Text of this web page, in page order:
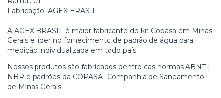
Fabricação: AGEX BRASIL
A AGEX BRASIL é maior fabricante do kit Copasa em Minas
Gerais e líder no fornecimento de padrão de água para
medição individualizada em todo país
Nossos produtos são fabricados dentro das normas ABNT |
NBR e padrões da COPASA -Companhia de Saneamento
de Minas Gerais.